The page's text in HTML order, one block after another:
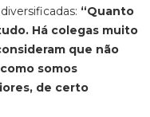
“Quanto
Há colegas muito
que não
somos
de certo